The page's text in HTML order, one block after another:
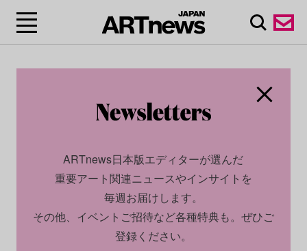
ARTnews日本版エディターが選んだ
重要アート関連ニュースやインサイトを
毎週お届けします。
その他、イベントご招待など各種特典も。ぜひご
登録ください。